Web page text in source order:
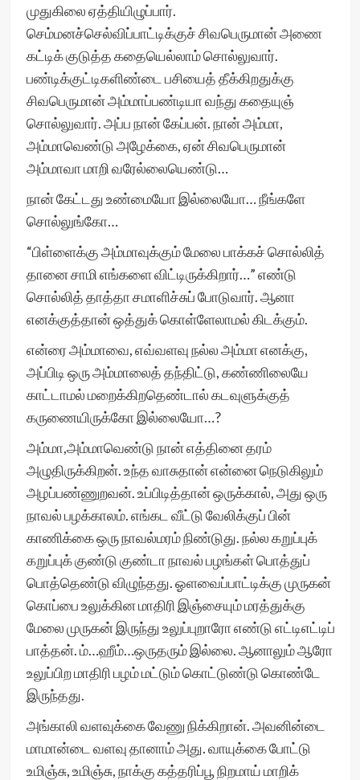
முதுகிலை ஏத்தியிழுப்பார்.
செம்மனச்செல்விப்பாட்டிக்குச் சிவபெருமான் அணை
கட்டிக் குடுத்த கதையெல்லாம் சொல்லுவார்.
பண்டிக்குட்டிகளிண்டை பசியைத் தீக்கிறதுக்கு
சிவபெருமான் அம்மாப்பண்டியா வந்து கதையுஞ்
சொல்லுவார். அப்ப நான் கேப்பன். நான் அம்மா,
அம்மாவெண்டு அழேக்கை, ஏன் சிவபெருமான்
அம்மாவா மாறி வரேல்லையெண்டு…
நான் கேட்டது உண்மையோ இல்லையோ… நீங்களே
சொல்லுங்கோ…
“பிள்ளைக்கு அம்மாவுக்கும் மேலை பாக்கச் சொல்லித்
தானை சாமி எங்களை விட்டிருக்கிறார்…” எண்டு
சொல்லித் தாத்தா சமாளிச்சுப் போடுவார். ஆனா
எனக்குத்தான் ஒத்துக் கொள்ளேலாமல் கிடக்கும்.
என்ரை அம்மாவை, எவ்வளவு நல்ல அம்மா எனக்கு,
அப்பிடி ஒரு அம்மாலைத் தந்திட்டு, கண்ணிலையே
காட்டாமல் மறைக்கிறதெண்டால் கடவுளுக்குத்
கருணையிருக்கோ இல்லையோ…?
அம்மா,அம்மாவெண்டு நான் எத்தினை தரம்
அழுதிருக்கிறன். உந்த வாசுதான் என்னை நெடுகிலும்
அழப்பண்ணுறவன். உப்பிடித்தான் ஒருக்கால், அது ஒரு
நாவல் பழக்காலம். எங்கட வீட்டு வேலிக்குப் பின்
காணிக்கை ஒரு நாவல்மரம் நிண்டுது. நல்ல கறுப்புக்
கறுப்புக் குண்டு குண்டா நாவல் பழங்கள் பொத்துப்
பொத்தெண்டு விழுந்தது. ஓளவைப்பாட்டிக்கு முருகன்
கொப்பை உலுக்கின மாதிரி இஞ்சையும் மரத்துக்கு
மேலை முருகன் இருந்து உலுப்புறாரோ எண்டு எட்டிஎட்டிப்
பாத்தன். ம்…ஹீம்…ஒருதரும் இல்லை. ஆனாலும் ஆரோ
உலுப்பிற மாதிரி பழம் மட்டும் கொட்டுண்டு கொண்டே
இருந்தது.
அங்காலி வளவுக்கை வேணு நிக்கிறான். அவனின்டை
மாமான்டை வளவு தானாம் அது. வாயுக்கை போட்டு
உமிஞ்சு, உமிஞ்சு, நாக்கு கத்தரிப்பூ நிறமாய் மாறிக்